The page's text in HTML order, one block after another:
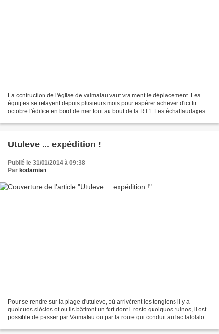
La contruction de l'église de vaimalau vaut vraiment le déplacement. Les
équipes se relayent depuis plusieurs mois pour espérer achever d'ici fin
octobre l'édifice en bord de mer tout au bout de la RT1. Les échaffaudages
Utuleve ... expédition !
Publié le 31/01/2014 à 09:38
Par kodamian
Pour se rendre sur la plage d'utuleve, où arrivèrent les tongiens il y a
quelques siècles et où ils bâtirent un fort dont il reste quelques ruines, il est
possible de passer par Vaimalau ou par la route qui conduit au lac lalolalo.